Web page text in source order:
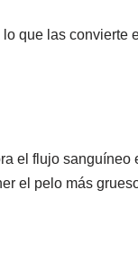
que las convierte
el flujo sanguíneo
el pelo más